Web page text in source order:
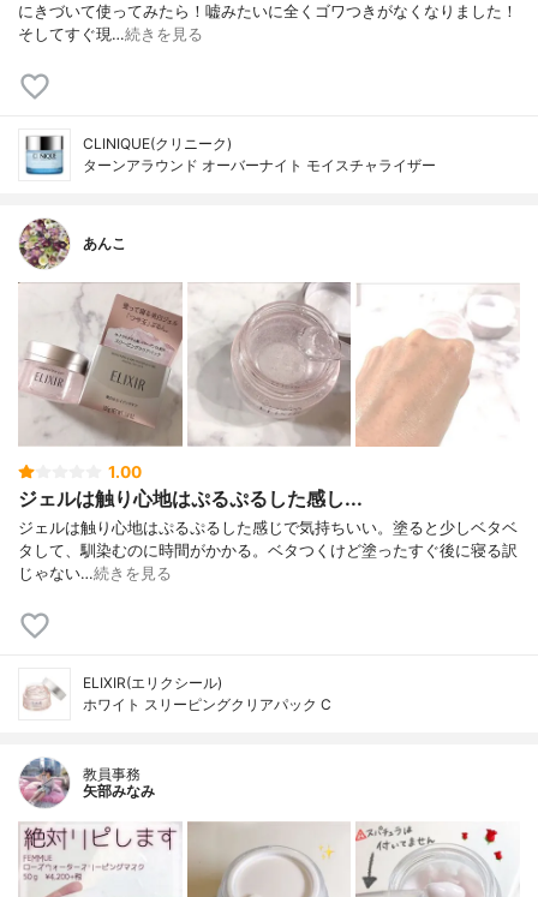
にきづいて使ってみたら！嘘みたいに全くゴワつきがなくなりました！
そしてすぐ現…続きを見る
CLINIQUE(クリニーク)
ターンアラウンド オーバーナイト モイスチャライザー
あんこ
1.00
ジェルは触り心地はぷるぷるした感し...
ジェルは触り心地はぷるぷるした感じで気持ちいい。塗ると少しベタベ
タして、馴染むのに時間がかかる。ベタつくけど塗ったすぐ後に寝る訳
じゃない…続きを見る
ELIXIR(エリクシール)
ホワイト スリーピングクリアパック C
教員事務
矢部みなみ